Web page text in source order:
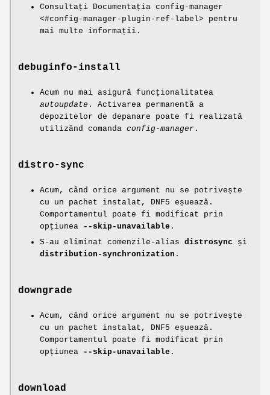
Consultați Documentația config-manager
<#config-manager-plugin-ref-label> pentru
mai multe informații.
debuginfo-install
Acum nu mai asigură funcționalitatea
autoupdate . Activarea permanentă a
depozitelor de depanare poate fi realizată
utilizând comanda config-manager .
distro-sync
Acum, când orice argument nu se potrivește
cu un pachet instalat, DNF5 eșuează.
Comportamentul poate fi modificat prin
opțiunea
--skip-unavailable .
S-au eliminat comenzile-alias distrosync și
distribution-synchronization .
downgrade
Acum, când orice argument nu se potrivește
cu un pachet instalat, DNF5 eșuează.
Comportamentul poate fi modificat prin
opțiunea
--skip-unavailable .
download